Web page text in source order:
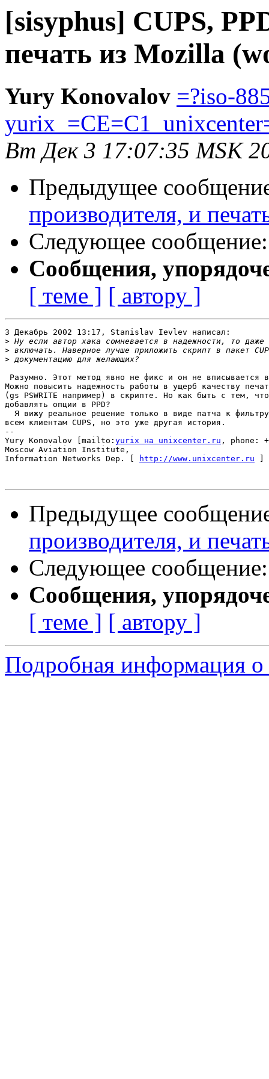
[sisyphus] CUPS,
печать из Mozilla
Yury Konovalov =?iso-
Вт Дек 3 17:07:35 MSK
Предыдущее
производителя, и
Следующее
Сообщения,
[ теме ] [ автору ]
3 Декабрь 2002 13:17, Stanislav Ievlev написал:
>
>
>
Разумно. Этот метод явно не фикс и он не вписывается в
Можно повысить надежность работы в ущерб качеству
(gs PSWRITE например) в скрипте. Но как быть с тем,
добавлять опции в PPD?
Я вижу реальное решение только в виде патча к
всем клиентам CUPS, но это уже другая история.
--
Yury Konovalov [mailto: yurix на unixcenter.ru , phone:
Moscow Aviation Institute,
Information Networks Dep. [
http://www.unixcenter.ru
Предыдущее
производителя, и
Следующее
Сообщения,
[ теме ] [ автору ]
Подробная информация о